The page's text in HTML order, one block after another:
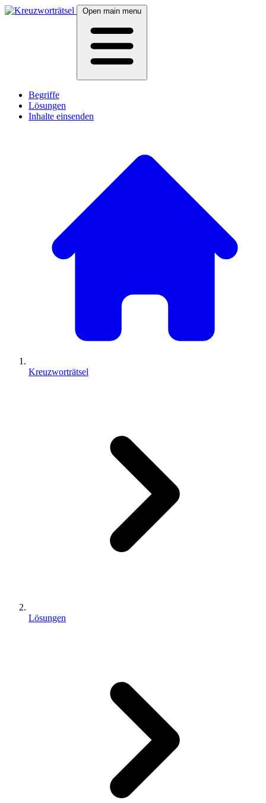
Open main menu
Begriffe
Lösungen
Inhalte einsenden
Kreuzworträtsel
Lösungen